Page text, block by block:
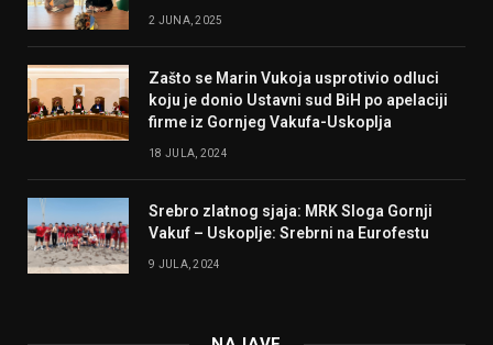
2 JUNA, 2025
Zašto se Marin Vukoja usprotivio odluci
koju je donio Ustavni sud BiH po apelaciji
firme iz Gornjeg Vakufa-Uskoplja
18 JULA, 2024
Srebro zlatnog sjaja: MRK Sloga Gornji
Vakuf – Uskoplje: Srebrni na Eurofestu
9 JULA, 2024